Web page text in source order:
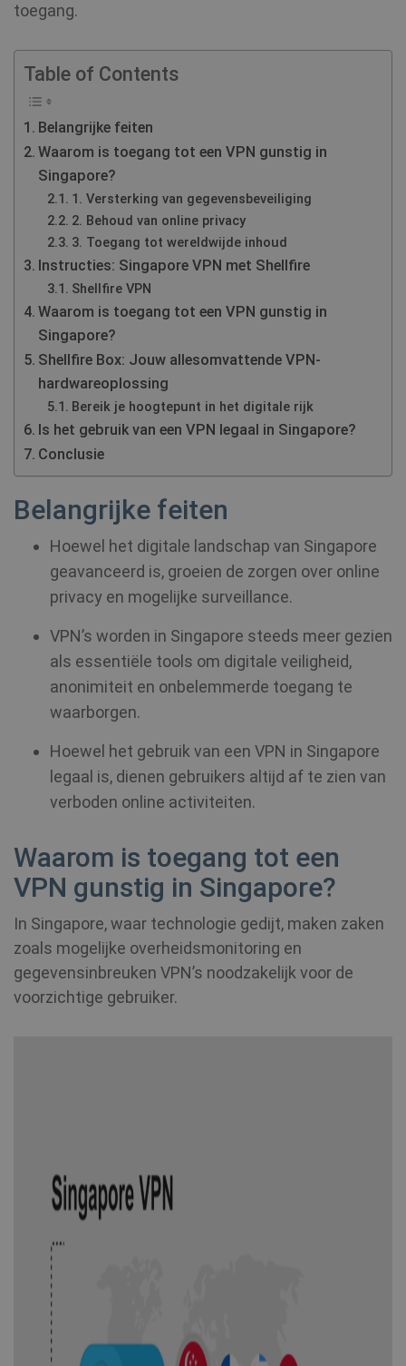
toegang.
Table of Contents
Belangrijke feiten
Waarom is toegang tot een VPN gunstig in
Singapore?
1. Versterking van gegevensbeveiliging
2. Behoud van online privacy
3. Toegang tot wereldwijde inhoud
Instructies: Singapore VPN met Shellfire
Shellfire VPN
Waarom is toegang tot een VPN gunstig in
Singapore?
Shellfire Box: Jouw allesomvattende VPN-
hardwareoplossing
Bereik je hoogtepunt in het digitale rijk
Is het gebruik van een VPN legaal in Singapore?
Conclusie
Belangrijke feiten
Hoewel het digitale landschap van Singapore
geavanceerd is, groeien de zorgen over online
privacy en mogelijke surveillance.
VPN’s worden in Singapore steeds meer gezien
als essentiële tools om digitale veiligheid,
anonimiteit en onbelemmerde toegang te
waarborgen.
Hoewel het gebruik van een VPN in Singapore
legaal is, dienen gebruikers altijd af te zien van
verboden online activiteiten.
Waarom is toegang tot een
VPN gunstig in Singapore?
In Singapore, waar technologie gedijt, maken zaken
zoals mogelijke overheidsmonitoring en
gegevensinbreuken VPN’s noodzakelijk voor de
voorzichtige gebruiker.